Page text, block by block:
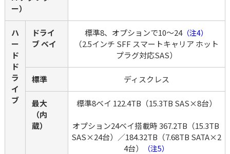
ー）
ハ
ー
ド
ド
ラ
イ
ブ
ドライ
ブ ベイ
標準8、オプションで10～24（注4）
（2.5インチ SFF スマートキャリア ホット
プラグ対応SAS）
標準 ディスクレス
最大
（内
蔵）
標準8ベイ 122.4TB（15.3TB SAS×8台）
オプション24ベイ搭載時 367.2TB（15.3TB
SAS×24台）／184.32TB（7.68TB SATA×2
4台）
（注5）